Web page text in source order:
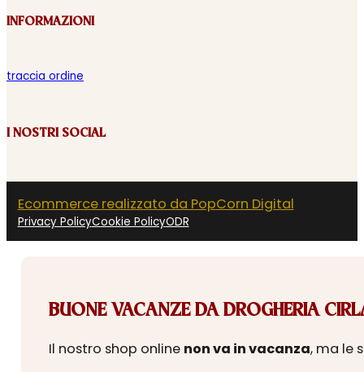
INFORMAZIONI
traccia ordine
I NOSTRI SOCIAL
Ecommerce realizzato da PopCorn Digital
Privacy PolicyCookie PolicyODR
BUONE VACANZE DA DROGHERIA
Il nostro shop online non va in vacanza, ma le